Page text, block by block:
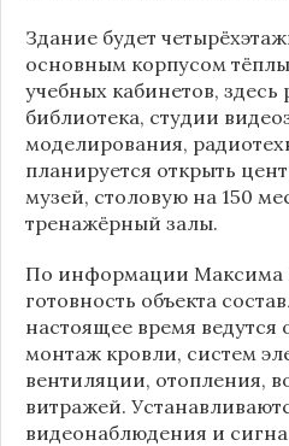
Здание будет
основным корпусом
учебных кабинетов, здесь
библиотека, студии
моделирования,
планируется открыть
музей, столовую на 150
тренажёрный залы.
По информации Максима
готовность объекта
настоящее время ведутся
монтаж кровли, систем
вентиляции, отопления,
витражей.
видеонаблюдения и